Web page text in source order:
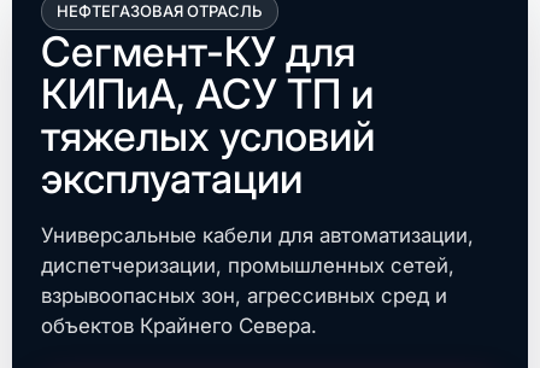
НЕФТЕГАЗОВАЯ ОТРАСЛЬ
Сегмент-КУ для
КИПиА, АСУ ТП и
тяжелых условий
эксплуатации
Универсальные кабели для автоматизации,
диспетчеризации, промышленных сетей,
взрывоопасных зон, агрессивных сред и
объектов Крайнего Севера.